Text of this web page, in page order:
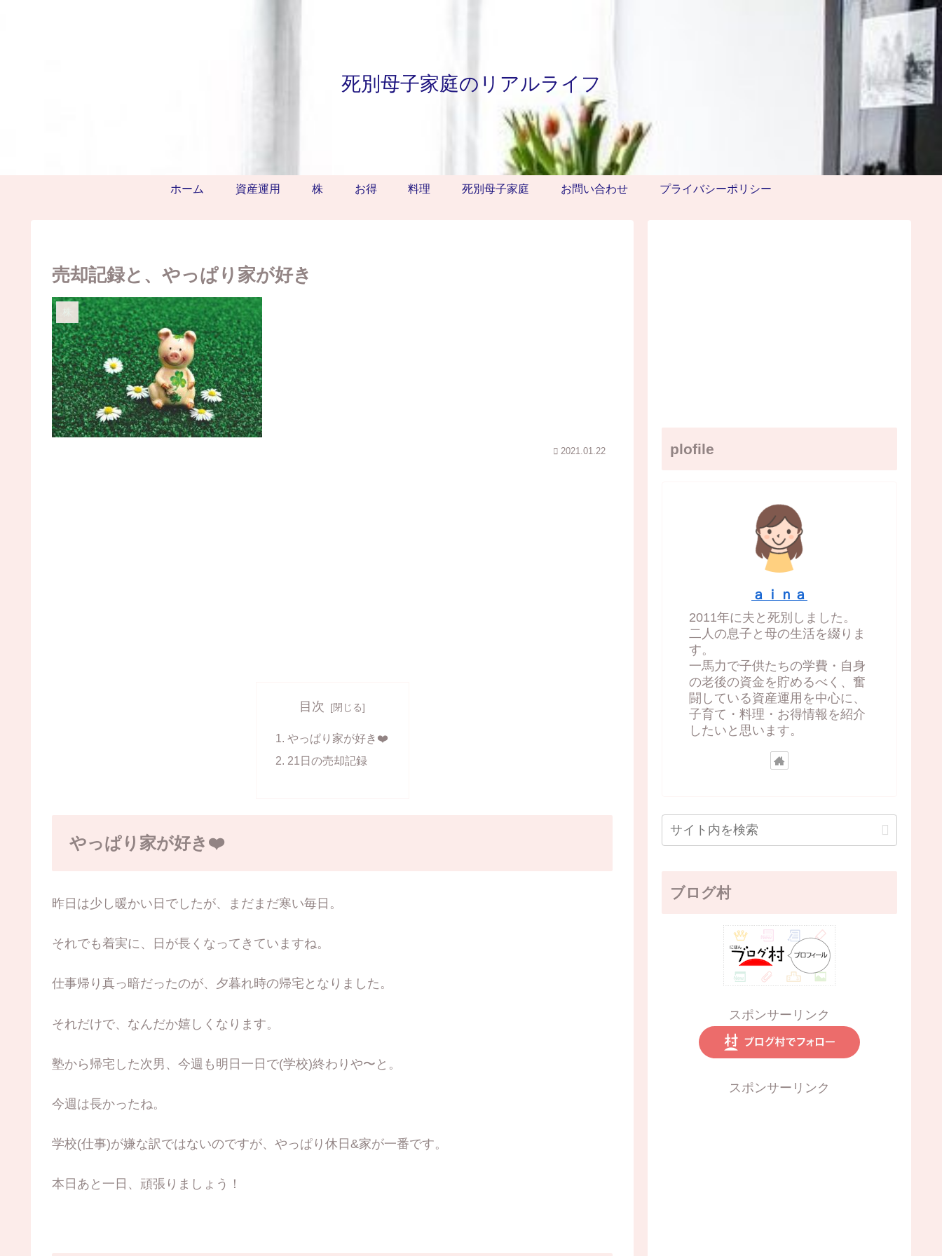
死別母子家庭のリアルライフ
ホーム 資産運用 株 お得 料理 死別母子家庭 お問い合わせ プライバシーポリシー
売却記録と、やっぱり家が好き
2021.01.22
目次
やっぱり家が好き❤️
21日の売却記録
やっぱり家が好き❤️
昨日は少し暖かい日でしたが、まだまだ寒い毎日。
それでも着実に、日が長くなってきていますね。
仕事帰り真っ暗だったのが、夕暮れ時の帰宅となりました。
それだけで、なんだか嬉しくなります。
塾から帰宅した次男、今週も明日一日で(学校)終わりや〜と。
今週は長かったね。
学校(仕事)が嫌な訳ではないのですが、やっぱり休日&家が一番です。
本日あと一日、頑張りましょう！
plofile
ａｉｎａ
2011年に夫と死別しました。
二人の息子と母の生活を綴りま
す。
一馬力で子供たちの学費・自身
の老後の資金を貯めるべく、奮
闘している資産運用を中心に、
子育て・料理・お得情報を紹介
したいと思います。
ブログ村
スポンサーリンク
スポンサーリンク